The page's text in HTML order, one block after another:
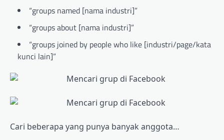
“groups named [nama industri]”
“groups about [nama industri]”
“groups joined by people who like [industri/page/kata
kunci lain]”
Cari beberapa yang punya banyak anggota…